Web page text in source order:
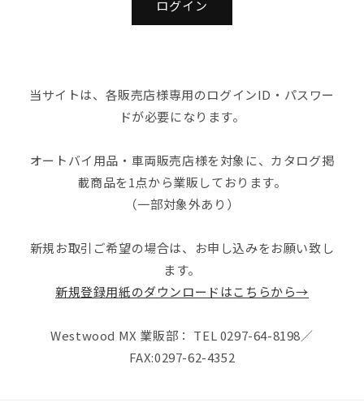
ログイン
当サイトは、各販売店様専用のログインID・パスワー
ドが必要になります。
オートバイ用品・車両販売店様を対象に、カタログ掲
載商品を1点から業販しております。
（一部対象外あり）
新規お取引ご希望の場合は、お申し込みをお願い致し
ます。
新規登録用紙のダウンロードはこちらから→
Westwood MX 業販部： TEL 0297-64-8198／
FAX:0297-62-4352